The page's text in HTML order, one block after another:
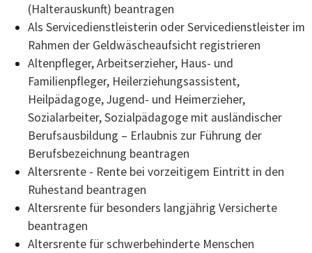
(Halterauskunft) beantragen
Als Servicedienstleisterin oder Servicedienstleister im
Rahmen der Geldwäscheaufsicht registrieren
Altenpfleger, Arbeitserzieher, Haus- und
Familienpfleger, Heilerziehungsassistent,
Heilpädagoge, Jugend- und Heimerzieher,
Sozialarbeiter, Sozialpädagoge mit ausländischer
Berufsausbildung – Erlaubnis zur Führung der
Berufsbezeichnung beantragen
Altersrente - Rente bei vorzeitigem Eintritt in den
Ruhestand beantragen
Altersrente für besonders langjährig Versicherte
beantragen
Altersrente für schwerbehinderte Menschen